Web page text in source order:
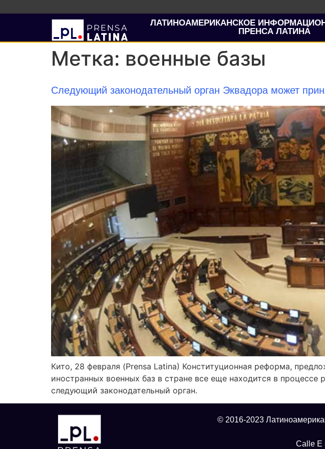
ЛАТИНОАМЕРИКАНСКОЕ
ПРЕНСА ЛАТИНА
Метка: военные базы
Следующий законодательный орган Эквадора может
Кито, 28 февраля (Prensa Latina) Конституционная реформа,
иностранных военных баз в стране все еще находится в
следующий законодательный орган.
© 2016-2023
Calle E